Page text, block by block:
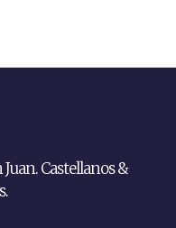
Castellanos &